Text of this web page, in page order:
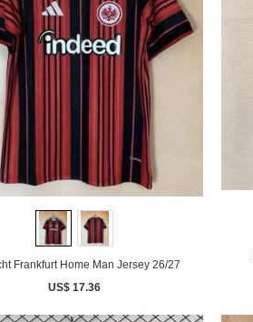
Frankfurt Home Man Jersey 26/27
US$ 17.36